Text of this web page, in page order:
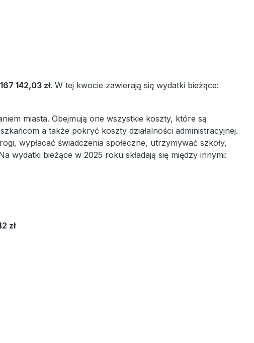
142,03 zł. W tej kwocie zawierają się wydatki bieżące:
miasta. Obejmują one wszystkie koszty, które są
a także pokryć koszty działalności administracyjnej.
wypłacać świadczenia społeczne, utrzymywać szkoły,
wydatki bieżące w 2025 roku składają się między innymi:
zł